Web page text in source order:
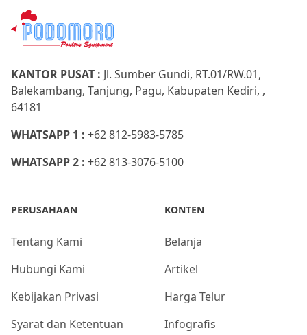
KANTOR PUSAT : Jl. Sumber Gundi, RT.01/RW.01,
Balekambang, Tanjung, Pagu, Kabupaten Kediri, ,
64181
WHATSAPP 1 : +62 812-5983-5785
WHATSAPP 2 : +62 813-3076-5100
PERUSAHAAN
Tentang Kami
Hubungi Kami
Kebijakan Privasi
Syarat dan Ketentuan
KONTEN
Belanja
Artikel
Harga Telur
Infografis